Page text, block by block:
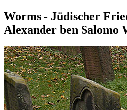
Worms - Jüdischer
Alexander ben Salomo